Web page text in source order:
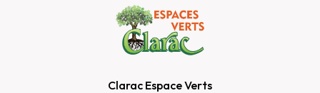
Clarac Espace Verts